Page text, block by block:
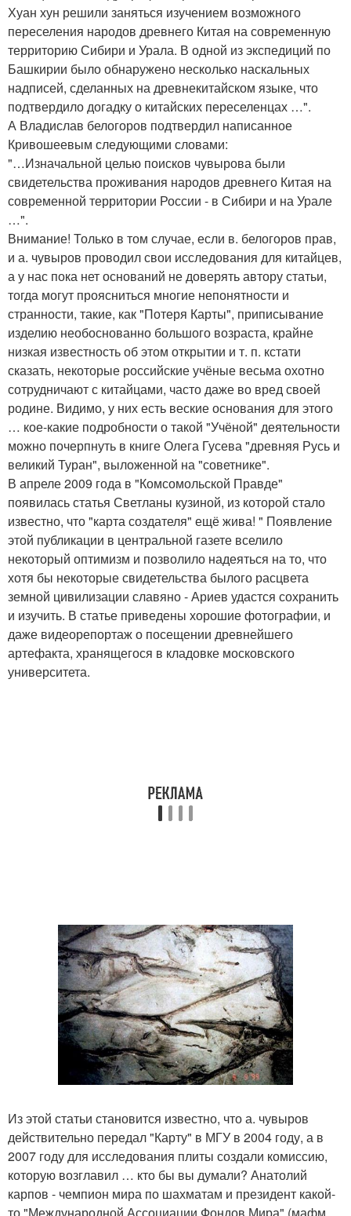
Хуан хун решили заняться изучением возможного
переселения народов древнего Китая на современную
территорию Сибири и Урала. В одной из экспедиций по
Башкирии было обнаружено несколько наскальных
надписей, сделанных на древнекитайском языке, что
подтвердило догадку о китайских переселенцах …".
А Владислав белогоров подтвердил написанное
Кривошеевым следующими словами:
"…Изначальной целью поисков чувырова были
свидетельства проживания народов древнего Китая на
современной территории России - в Сибири и на Урале
…".
Внимание! Только в том случае, если в. белогоров прав,
и а. чувыров проводил свои исследования для китайцев,
а у нас пока нет оснований не доверять автору статьи,
тогда могут проясниться многие непонятности и
странности, такие, как "Потеря Карты", приписывание
изделию необоснованно большого возраста, крайне
низкая известность об этом открытии и т. п. кстати
сказать, некоторые российские учёные весьма охотно
сотрудничают с китайцами, часто даже во вред своей
родине. Видимо, у них есть веские основания для этого
… кое-какие подробности о такой "Учёной" деятельности
можно почерпнуть в книге Олега Гусева "древняя Русь и
великий Туран", выложенной на "советнике".
В апреле 2009 года в "Комсомольской Правде"
появилась статья Светланы кузиной, из которой стало
известно, что "карта создателя" ещё жива! " Появление
этой публикации в центральной газете вселило
некоторый оптимизм и позволило надеяться на то, что
хотя бы некоторые свидетельства былого расцвета
земной цивилизации славяно - Ариев удастся сохранить
и изучить. В статье приведены хорошие фотографии, и
даже видеорепортаж о посещении древнейшего
артефакта, хранящегося в кладовке московского
университета.
Из этой статьи становится известно, что а. чувыров
действительно передал "Карту" в МГУ в 2004 году, а в
2007 году для исследования плиты создали комиссию,
которую возглавил … кто бы вы думали? Анатолий
карпов - чемпион мира по шахматам и президент какой-